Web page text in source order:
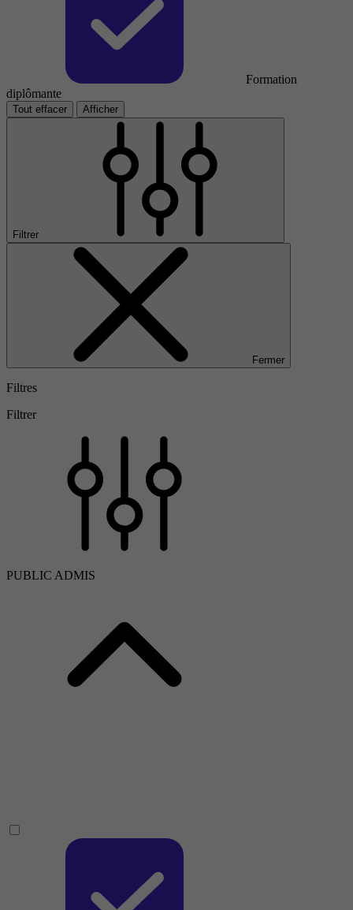
Formation
diplômante
Tout effacer Afficher
Filtrer
Fermer
Filtres
Filtrer
PUBLIC ADMIS